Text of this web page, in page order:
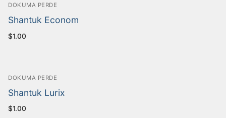
DOKUMA PERDE
Shantuk Econom
$1.00
DOKUMA PERDE
Shantuk Lurix
$1.00